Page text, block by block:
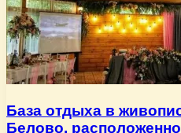
База отдыха в
Белово,